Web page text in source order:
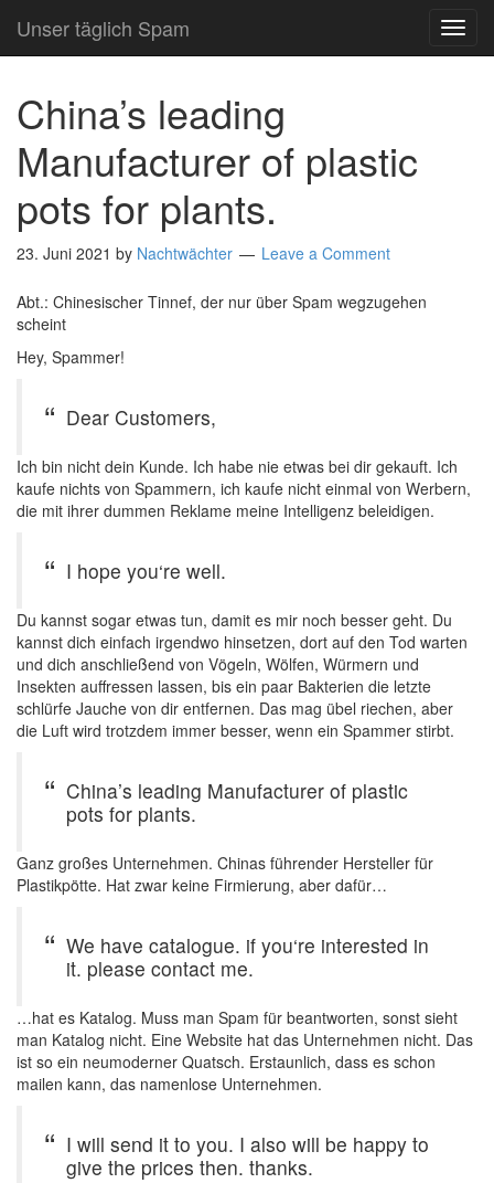
Unser täglich Spam
China’s leading
Manufacturer of plastic
pots for plants.
23. Juni 2021 by Nachtwächter Leave a Comment
Abt.: Chinesischer Tinnef, der nur über Spam wegzugehen
scheint
Hey, Spammer!
Dear Customers,
Ich bin nicht dein Kunde. Ich habe nie etwas bei dir gekauft. Ich
kaufe nichts von Spammern, ich kaufe nicht einmal von Werbern,
die mit ihrer dummen Reklame meine Intelligenz beleidigen.
I hope you‘re well.
Du kannst sogar etwas tun, damit es mir noch besser geht. Du
kannst dich einfach irgendwo hinsetzen, dort auf den Tod warten
und dich anschließend von Vögeln, Wölfen, Würmern und
Insekten auffressen lassen, bis ein paar Bakterien die letzte
schlürfe Jauche von dir entfernen. Das mag übel riechen, aber
die Luft wird trotzdem immer besser, wenn ein Spammer stirbt.
China’s leading Manufacturer of plastic
pots for plants.
Ganz großes Unternehmen. Chinas führender Hersteller für
Plastikpötte. Hat zwar keine Firmierung, aber dafür…
We have catalogue. if you‘re interested in
it. please contact me.
…hat es Katalog. Muss man Spam für beantworten, sonst sieht
man Katalog nicht. Eine Website hat das Unternehmen nicht. Das
ist so ein neumoderner Quatsch. Erstaunlich, dass es schon
mailen kann, das namenlose Unternehmen.
I will send it to you. I also will be happy to
give the prices then. thanks.